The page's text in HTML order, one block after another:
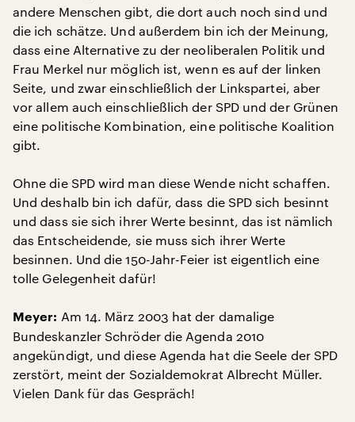
andere Menschen gibt, die dort auch noch sind und
die ich schätze. Und außerdem bin ich der Meinung,
dass eine Alternative zu der neoliberalen Politik und
Frau Merkel nur möglich ist, wenn es auf der linken
Seite, und zwar einschließlich der Linkspartei, aber
vor allem auch einschließlich der SPD und der Grünen
eine politische Kombination, eine politische Koalition
gibt.
Ohne die SPD wird man diese Wende nicht schaffen.
Und deshalb bin ich dafür, dass die SPD sich besinnt
und dass sie sich ihrer Werte besinnt, das ist nämlich
das Entscheidende, sie muss sich ihrer Werte
besinnen. Und die 150-Jahr-Feier ist eigentlich eine
tolle Gelegenheit dafür!
Meyer: Am 14. März 2003 hat der damalige
Bundeskanzler Schröder die Agenda 2010
angekündigt, und diese Agenda hat die Seele der SPD
zerstört, meint der Sozialdemokrat Albrecht Müller.
Vielen Dank für das Gespräch!